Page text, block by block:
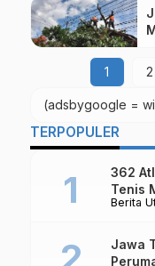
1 2
(adsbygoogle =
TERPOPULER
Berita
362
Tenis
Jawa